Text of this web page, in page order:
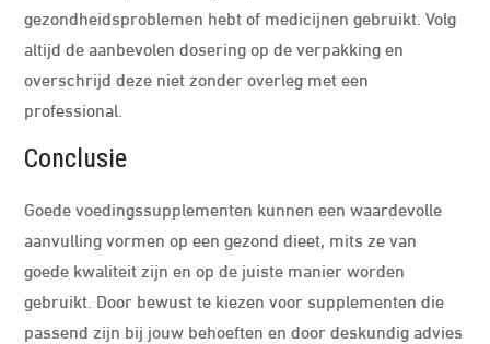
gezondheidsproblemen hebt of medicijnen gebruikt. Volg
altijd de aanbevolen dosering op de verpakking en
overschrijd deze niet zonder overleg met een
professional.
Conclusie
Goede voedingssupplementen kunnen een waardevolle
aanvulling vormen op een gezond dieet, mits ze van
goede kwaliteit zijn en op de juiste manier worden
gebruikt. Door bewust te kiezen voor supplementen die
passend zijn bij jouw behoeften en door deskundig advies